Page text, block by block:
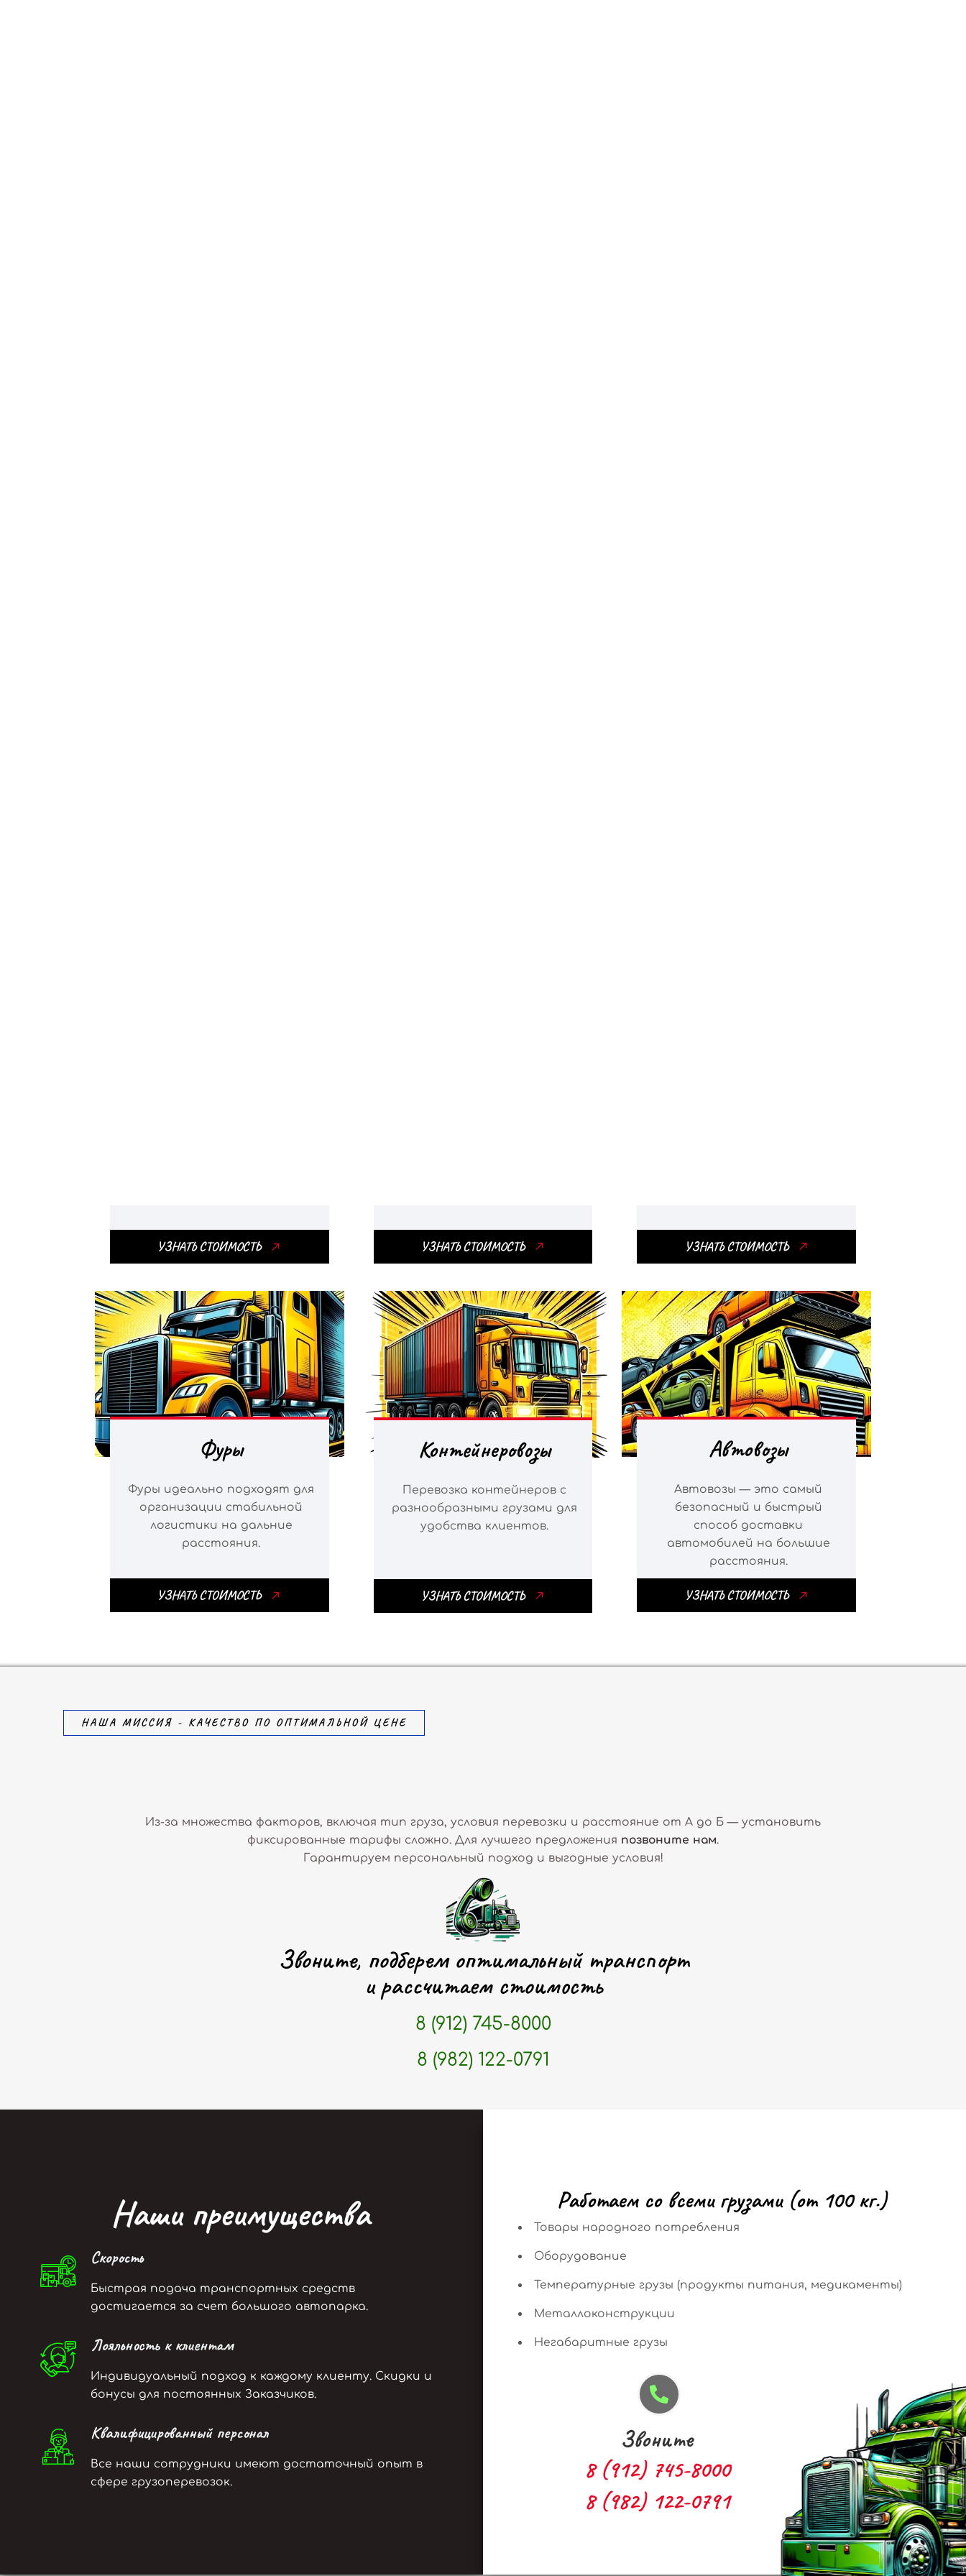
УЗНАТЬ СТОИМОСТЬ УЗНАТЬ СТОИМОСТЬ УЗНАТЬ СТОИМОСТЬ
Фуры
Фуры идеально подходят для
организации стабильной
логистики на дальние
расстояния.
УЗНАТЬ СТОИМОСТЬ
Контейнеровозы
Перевозка контейнеров с
разнообразными грузами для
удобства клиентов.
УЗНАТЬ СТОИМОСТЬ
Автовозы
Автовозы — это самый
безопасный и быстрый
способ доставки
автомобилей на большие
расстояния.
УЗНАТЬ СТОИМОСТЬ
НАША МИССИЯ - КАЧЕСТВО ПО ОПТИМАЛЬНОЙ ЦЕНЕ
Из-за множества факторов, включая тип груза, условия перевозки и расстояние от А до Б — установить
фиксированные тарифы сложно. Для лучшего предложения позвоните нам.
Гарантируем персональный подход и выгодные условия!
Звоните, подберем оптимальный транспорт
и рассчитаем стоимость
8 (912) 745-8000
8 (982) 122-0791
Наши преимущества
Скорость
Быстрая подача транспортных средств
достигается за счет большого автопарка.
Лояльность к клиентам
Индивидуальный подход к каждому клиенту. Скидки и
бонусы для постоянных Заказчиков.
Квалифицированный персонал
Все наши сотрудники имеют достаточный опыт в
сфере грузоперевозок.
Работаем со всеми грузами (от 100 кг.)
Товары народного потребления
Оборудование
Температурные грузы (продукты питания, медикаменты)
Металлоконструкции
Негабаритные грузы
Звоните
8 (912) 745-8000
8 (982) 122-0791